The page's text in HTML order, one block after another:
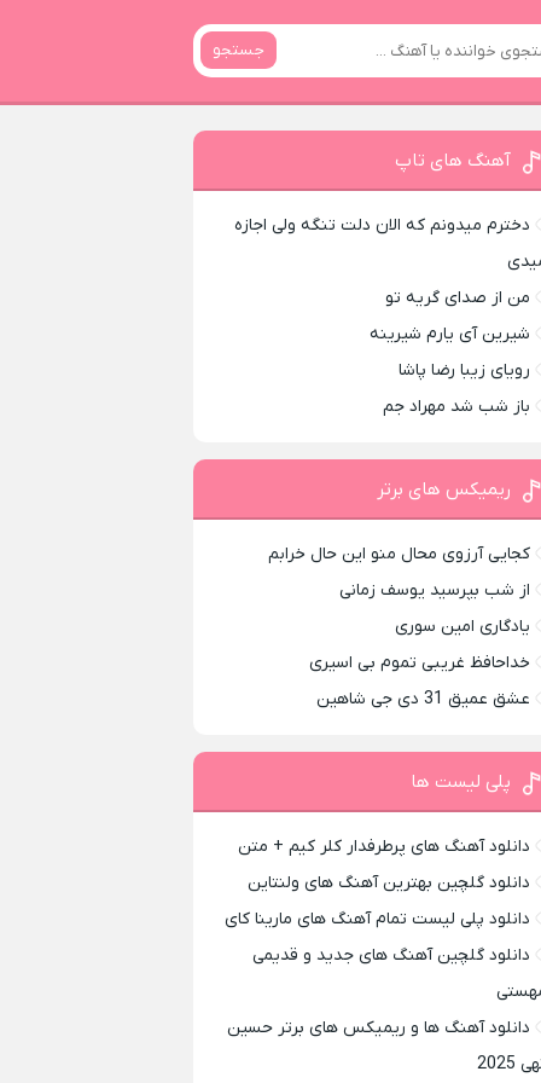
جستجو
آهنگ های تاپ
دخترم میدونم که الان دلت تنگه ولی اجازه
من از صدای گريه تو
شیرین آی یارم شیرینه
رویای زیبا رضا پاشا
باز شب شد مهراد جم
ریمیکس های برتر
کجایی آرزوی محال منو این حال خرابم
از شب بپرسید یوسف زمانی
یادگاری امین سوری
خداحافظ غریبی تموم بی اسیری
عشق عمیق 31 دی جی شاهین
پلی لیست ها
دانلود آهنگ های پرطرفدار کلر کیم + متن
دانلود گلچین بهترین آهنگ های ولنتاین
دانلود پلی لیست تمام آهنگ های مارینا کای
دانلود گلچین آهنگ های جدید و قدیمی
دانلود آهنگ ها و ریمیکس های برتر حسین
2025